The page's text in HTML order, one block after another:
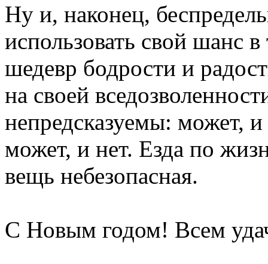
Ну и, наконец,
использовать свой шанс
шедевр бодрости и
на своей
непредсказуемы: может, и
может, и нет. Езда по
вещь небезопасная.
С Новым годом! Всем